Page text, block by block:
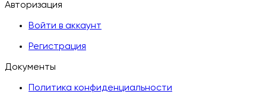
Авторизация
Войти в аккаунт
Регистрация
Документы
Политика конфиденциальности